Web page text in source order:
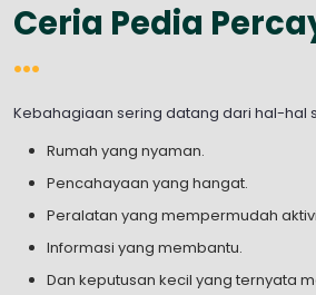
Ceria Pedia
...
Kebahagiaan sering datang dari hal-hal
Rumah yang nyaman.
Pencahayaan yang hangat.
Peralatan yang mempermudah
Informasi yang membantu.
Dan keputusan kecil yang ternyata